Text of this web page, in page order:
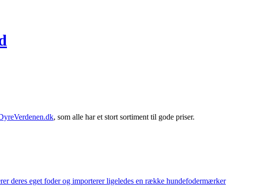
, som alle har et stort sortiment til gode priser.
deres eget foder og importerer ligeledes en række hundefodermærker